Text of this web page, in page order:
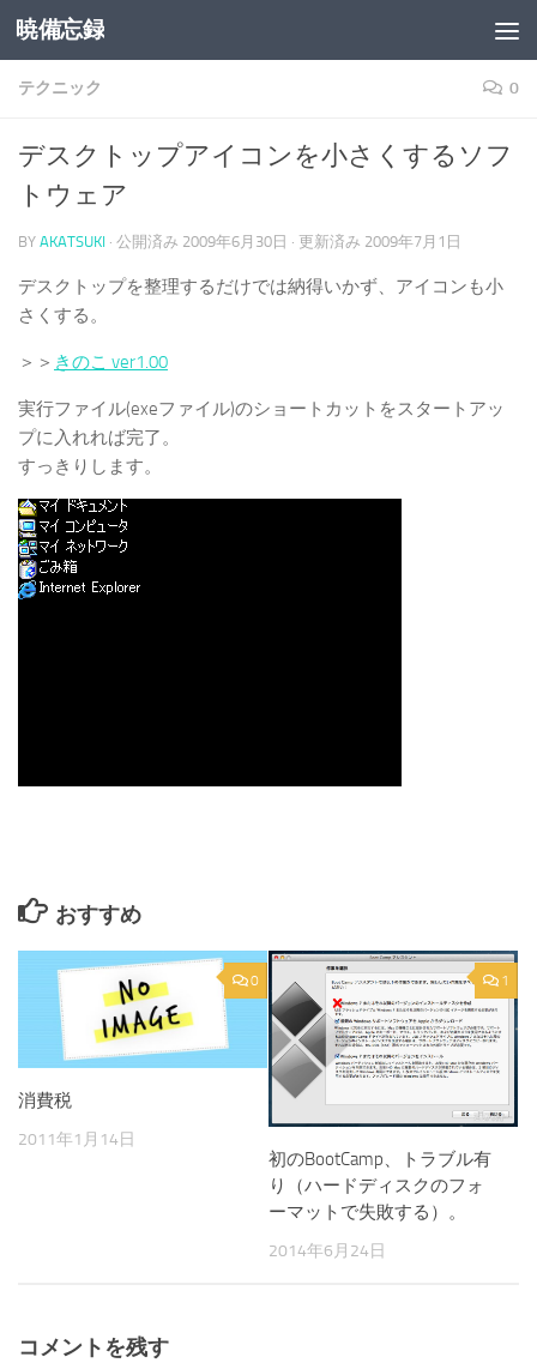
コンテンツへスキップ
暁備忘録
テクニック 0
デスクトップアイコンを小さくするソフ
トウェア
BY AKATSUKI · 公開済み 2009年6月30日 · 更新済み 2009年7月1日
デスクトップを整理するだけでは納得いかず、アイコンも小
さくする。
＞＞ きのこ ver1.00
実行ファイル(exeファイル)のショートカットをスタートアッ
プに入れれば完了。
すっきりします。
おすすめ
0
消費税
2011年1月14日
1
初のBootCamp、トラブル有
り（ハードディスクのフォ
ーマットで失敗する）。
2014年6月24日
コメントを残す